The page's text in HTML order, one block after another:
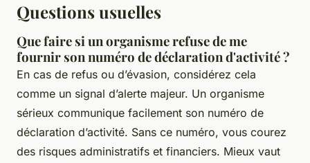
Questions usuelles
Que faire si un organisme refuse de me
fournir son numéro de déclaration d'activité ?
En cas de refus ou d’évasion, considérez cela
comme un signal d’alerte majeur. Un organisme
sérieux communique facilement son numéro de
déclaration d’activité. Sans ce numéro, vous courez
des risques administratifs et financiers. Mieux vaut